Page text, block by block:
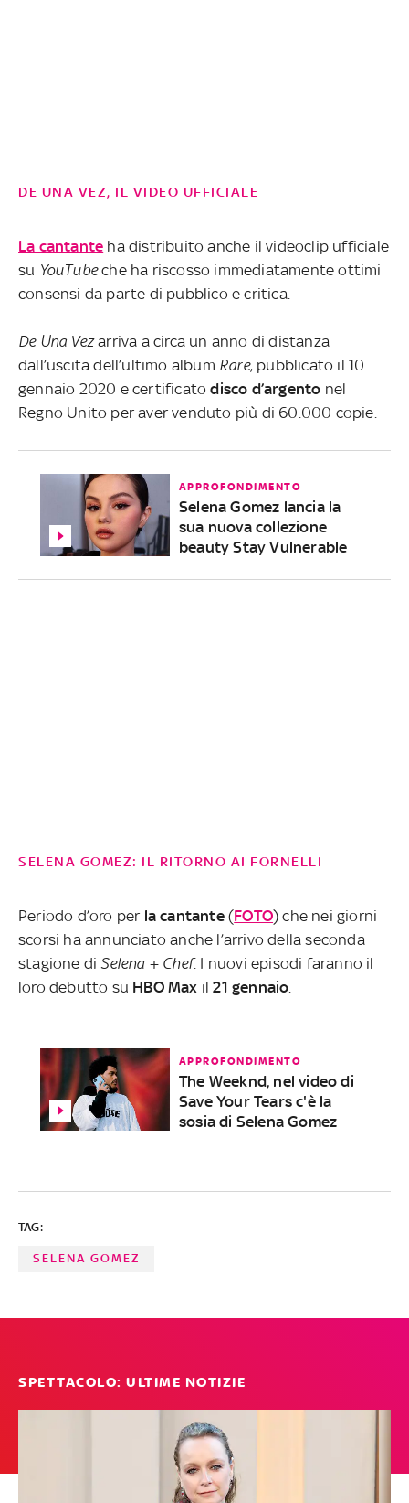
DE UNA VEZ, IL VIDEO UFFICIALE
La cantante ha distribuito anche il videoclip ufficiale
su YouTubeche ha riscosso immediatamente ottimi
consensi da parte di pubblico e critica.
De Una Vezarriva a circa un anno di distanza
dall’uscita dell’ultimo album Rare, pubblicato il 10
gennaio 2020 e certificatodisco d’argento nel
Regno Unito per aver venduto più di 60.000 copie.
APPROFONDIMENTO
Selena Gomez lancia la
sua nuova collezione
beauty Stay Vulnerable
SELENA GOMEZ: IL RITORNO AI FORNELLI
Periodo d’oro per la cantante(FOTO) che nei giorni
scorsi ha annunciato anche l’arrivo della seconda
stagione di Selena + Chef. I nuovi episodi faranno il
loro debutto su HBO Max il21 gennaio
APPROFONDIMENTO
The Weeknd, nel video di
Save Your Tears c'è la
sosia di Selena Gomez
TAG:
SELENA GOMEZ
SPETTACOLO: ULTIME NOTIZIE